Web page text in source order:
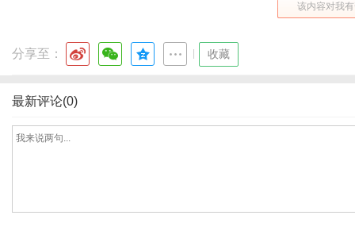
该内容对我
分享至： 收藏
最新评论(0)